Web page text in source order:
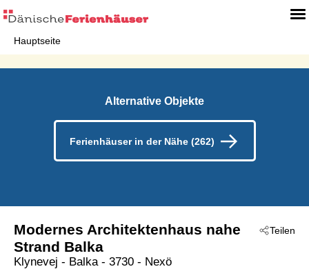
Hauptseite
Alternative Objekte
Ferienhäuser in der Nähe (262)
Teilen
Modernes Architektenhaus nahe
Strand Balka
Klynevej - Balka - 3730 - Nexö